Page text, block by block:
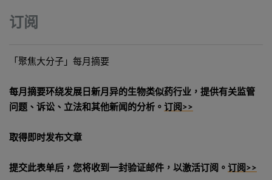
订阅
「聚焦大分子」每月摘要
每月摘要环绕发展日新月异的生物类似药行业，提供有关监管
问题、诉讼、立法和其他新闻的分析。 订阅>>
取得即时发布文章
提交此表单后，您将收到一封验证邮件，以激活订阅。 订阅>>